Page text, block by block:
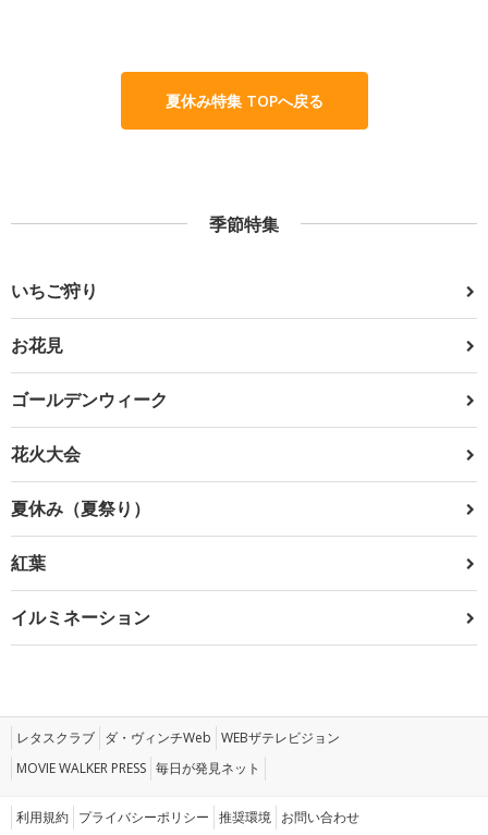
夏休み特集 TOPへ戻る
季節特集
いちご狩り
お花見
ゴールデンウィーク
花火大会
夏休み（夏祭り）
紅葉
イルミネーション
レタスクラブ ダ・ヴィンチWeb WEBザテレビジョン
MOVIE WALKER PRESS 毎日が発見ネット
利用規約 プライバシーポリシー 推奨環境 お問い合わせ